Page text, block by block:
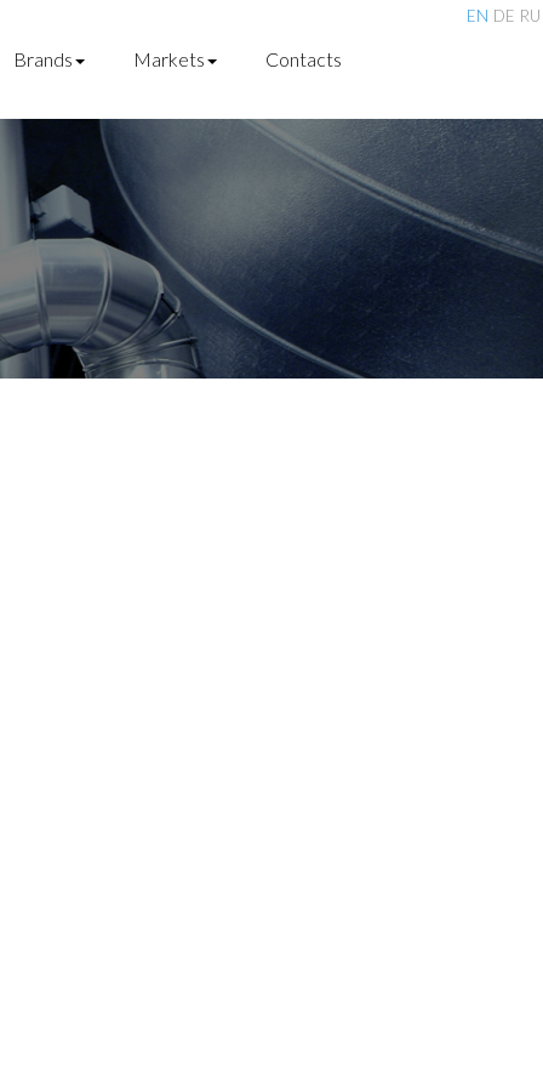
Brands Markets Contacts
EN DE RU